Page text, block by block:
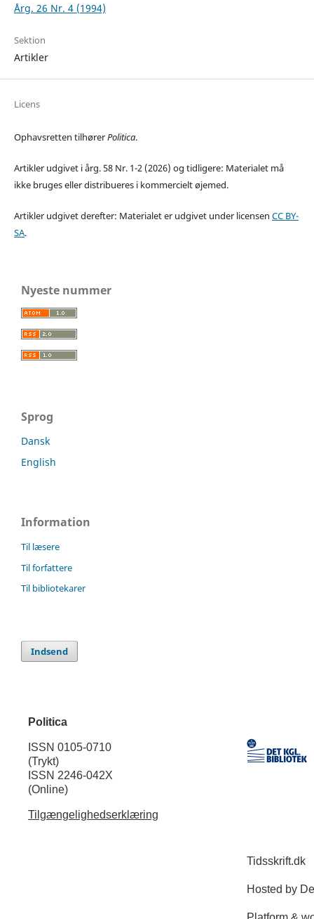
Årg. 26 Nr. 4 (1994)
Sektion
Artikler
Licens
Ophavsretten tilhørerPolitica.
Artikler udgivet i årg. 58 Nr. 1-2 (2026) og tidligere: Materialet må
ikke bruges eller distribueres i kommercielt øjemed.
Artikler udgivet derefter: Materialet er udgivet under licensen CC BY-
SA.
Nyeste nummer
Sprog
Dansk
English
Information
Til læsere
Til forfattere
Til bibliotekarer
Indsend
Politica
ISSN 0105-0710
(Trykt)
ISSN 2246-042X
(Online)
Tilgængelighedserklæring